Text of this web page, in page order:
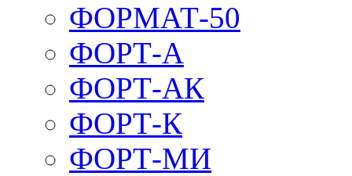
ФОРМАТ-50
ФОРТ-А
ФОРТ-АК
ФОРТ-К
ФОРТ-МИ